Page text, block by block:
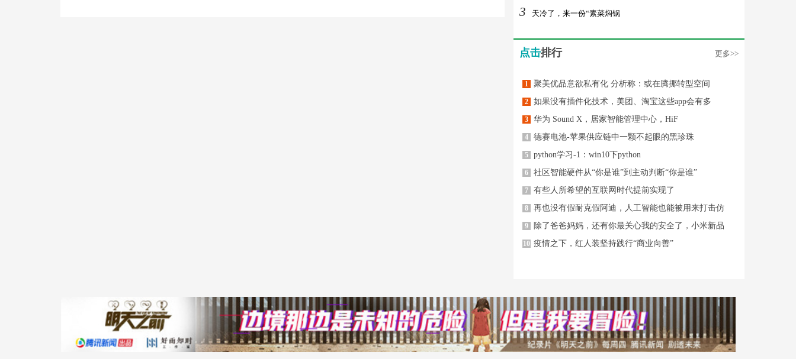
3 天冷了，来一份“素菜焖锅
点击排行 更多>>
1 聚美优品意欲私有化 分析称：或在腾挪转型空间
2 如果没有插件化技术，美团、淘宝这些app会有多
3 华为 Sound X，居家智能管理中心，HiF
4 德赛电池-苹果供应链中一颗不起眼的黑珍珠
5 python学习-1：win10下python
6 社区智能硬件从“你是谁”到主动判断“你是谁”
7 有些人所希望的互联网时代提前实现了
8 再也没有假耐克假阿迪，人工智能也能被用来打击仿
9 除了爸爸妈妈，还有你最关心我的安全了，小米新品
10 疫情之下，红人装坚持践行“商业向善”